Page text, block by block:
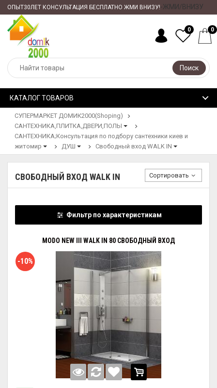
ОПЫТ30ЛЕТ КОНСУЛЬТАЦИЯ БЕСПЛАТНО ЖМИ ВНИЗУ!-ЖМИ/ВНИЗУ
Поиск
0 0
КАТАЛОГ ТОВАРОВ
СУПЕРМАРКЕТ ДОМИК2000(Shoping)
САНТЕХНИКА,ПЛИТКА,ДВЕРИ,ПОЛЫ
САНТЕХНИКА;Консультация по подбору сантехники киев и
житомир
ДУШ Свободный вход WALK IN
СВОБОДНЫЙ ВХОД WALK IN Сортировать
Фильтр по характеристикам
MODO NEW III WALK IN 80 СВОБОДНЫЙ ВХОД
-10%